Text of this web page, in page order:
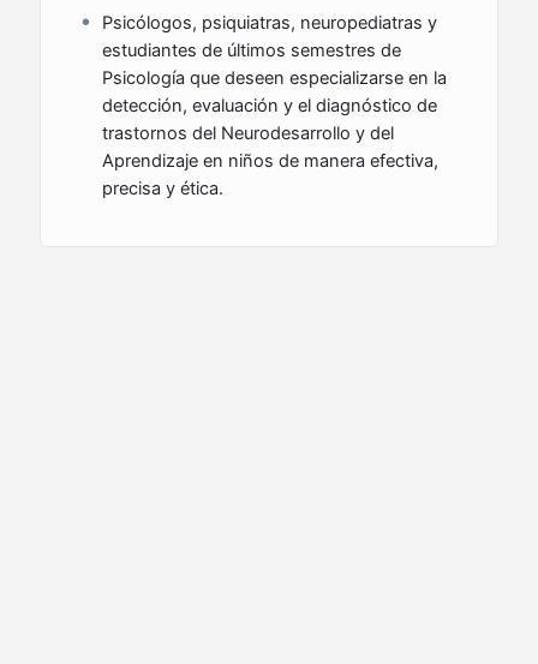
Psicólogos, psiquiatras, neuropediatras y
estudiantes de últimos semestres de
Psicología que deseen especializarse en la
detección, evaluación y el diagnóstico de
trastornos del Neurodesarrollo y del
Aprendizaje en niños de manera efectiva,
precisa y ética.